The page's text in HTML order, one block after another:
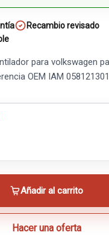
Recambio revisado
para volkswagen
OEM IAM
Añadir al carrito
Hacer una oferta